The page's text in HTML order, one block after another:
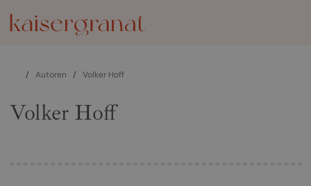
/ Autoren / Volker Hoff
Volker Hoff